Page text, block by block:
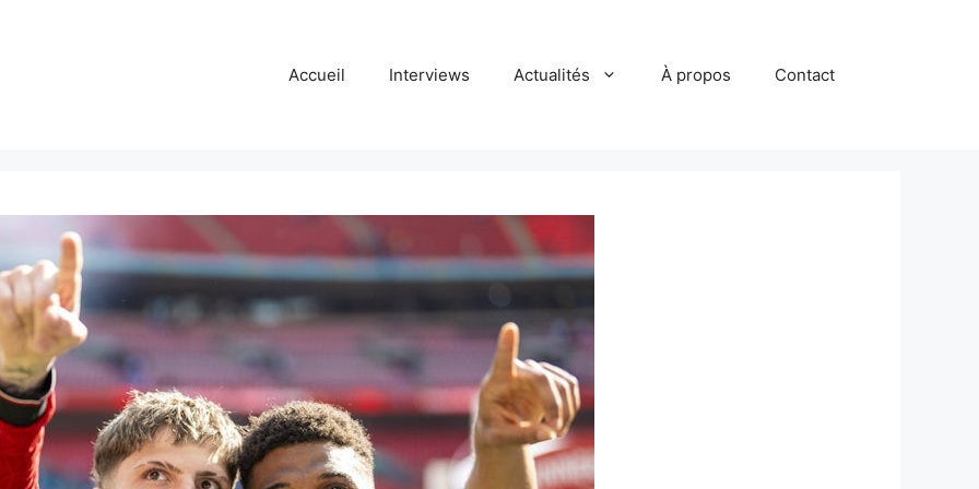
Accueil Interviews Actualités À propos Contact